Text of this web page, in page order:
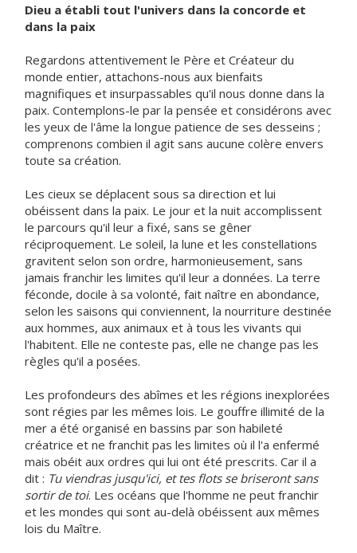
Dieu a établi tout l'univers dans la concorde et
dans la paix
Regardons attentivement le Père et Créateur du
monde entier, attachons-nous aux bienfaits
magnifiques et insurpassables qu'il nous donne dans la
paix. Contemplons-le par la pensée et considérons avec
les yeux de l'âme la longue patience de ses desseins ;
comprenons combien il agit sans aucune colère envers
toute sa création.
Les cieux se déplacent sous sa direction et lui
obéissent dans la paix. Le jour et la nuit accomplissent
le parcours qu'il leur a fixé, sans se gêner
réciproquement. Le soleil, la lune et les constellations
gravitent selon son ordre, harmonieusement, sans
jamais franchir les limites qu'il leur a données. La terre
féconde, docile à sa volonté, fait naître en abondance,
selon les saisons qui conviennent, la nourriture destinée
aux hommes, aux animaux et à tous les vivants qui
l'habitent. Elle ne conteste pas, elle ne change pas les
règles qu'il a posées.
Les profondeurs des abîmes et les régions inexplorées
sont régies par les mêmes lois. Le gouffre illimité de la
mer a été organisé en bassins par son habileté
créatrice et ne franchit pas les limites où il l'a enfermé
mais obéit aux ordres qui lui ont été prescrits. Car il a
dit : Tu viendras jusqu'ici, et tes flots se briseront sans
sortir de toi. Les océans que l'homme ne peut franchir
et les mondes qui sont au-delà obéissent aux mêmes
lois du Maître.